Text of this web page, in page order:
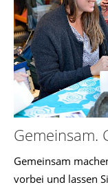
Gemeinsam.
Gemeinsam
vorbei und lassen